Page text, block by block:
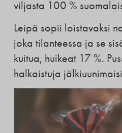
viljasta 100 %
Leipä sopii loistavaksi
joka tilanteessa ja se
kuitua, huikeat 17 %.
halkaistuja